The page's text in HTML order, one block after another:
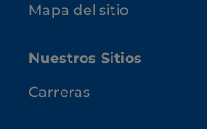
Mapa del sitio
Nuestros Sitios
Carreras